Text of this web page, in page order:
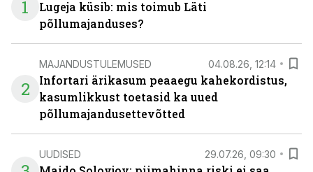
1
Lugeja küsib: mis toimub Läti
põllumajanduses?
2
MAJANDUSTULEMUSED 04.08.26, 12:14
Infortari ärikasum peaaegu kahekordistus,
kasumlikkust toetasid ka uued
põllumajandusettevõtted
UUDISED 29.07.26, 09:30